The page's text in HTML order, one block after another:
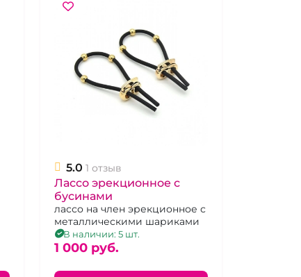
5.0 1 отзыв
Лассо эрекционное с
бусинами
лассо на член эрекционное с
металлическими шариками
В наличии: 5 шт.
1 000 pуб.